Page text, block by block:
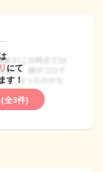
にて
す！
全3件)